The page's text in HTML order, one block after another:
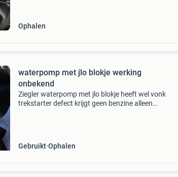
Ophalen
waterpomp met jlo blokje werking
onbekend
Ziegler waterpomp met jlo blokje heeft wel vonk
trekstarter defect krijgt geen benzine alleen
Gebruikt Ophalen